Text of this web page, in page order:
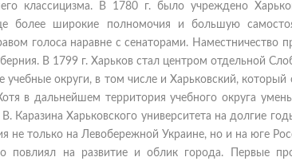
классицизма. В 1780 г. было учреждено
более широкие полномочия и бoльшую
голоса наравне с сенаторами. Наместничество
В 1799 г. Харьков стал центром отдельной
учебные округи, в том числе и Харьковский,
в дальнейшем территория учебного округа
В. Каразина Харьковского университета на долгие
не только на Левобережной Украине, но и на юге
повлиял на развитие и облик города. Первые